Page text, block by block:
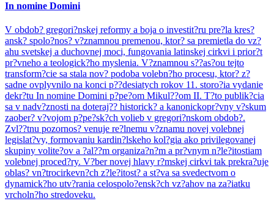
In nomine Domini
V obdob? gregori?nskej reformy a boja o investit?ru pre?la kres?
ansk? spolo?nos? v?znamnou premenou, ktor? sa premietla do vz?
ahu svetskej a duchovnej moci, fungovania latinskej cirkvi i prior?t
pr?vneho a teologick?ho myslenia. V?znamnou s??as?ou tejto
transform?cie sa stala nov? podoba volebn?ho procesu, ktor? z?
sadne ovplyvnilo na konci p??desiatych rokov 11. storo?ia vydanie
dekr?tu In nomine Domini p?pe?om Mikul??om II. T?to publik?cia
sa v nadv?znosti na doteraj?? historick? a kanonickopr?vny v?skum
zaober? v?vojom p?pe?sk?ch volieb v gregori?nskom obdob?.
Zvl??tnu pozornos? venuje re?lnemu v?znamu novej volebnej
legislat?vy, formovaniu kardin?lskeho kol?gia ako privilegovanej
skupiny volite?ov a ?al??m organiza?n?m a pr?vnym n?le?itostiam
volebnej proced?ry. V?ber novej hlavy r?mskej cirkvi tak prekra?uje
oblas? vn?trocirkevn?ch z?le?itost? a st?va sa svedectvom o
dynamick?ho utv?rania celospolo?ensk?ch vz?ahov na za?iatku
vrcholn?ho stredoveku.